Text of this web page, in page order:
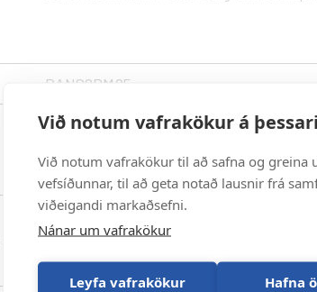
Við notum vafrakökur á
Við notum vafrakökur til að safna og
vefsíðunnar, til að geta notað lausnir frá
viðeigandi markaðsefni.
Nánar um vafrakökur
Leyfa vafrakökur Hafna
DANS2RM05
DANS2AU05
SÓTS1HR05